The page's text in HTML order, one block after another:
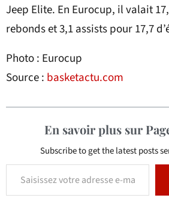
Jeep Elite. En Eurocup, il valait
rebonds et 3,1 assists pour 17,7
Photo : Eurocup
Source : basketactu.com
En savoir plus sur
Subscribe to get the latest posts